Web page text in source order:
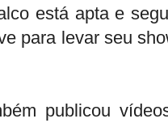
está apta e
para levar seu
publicou